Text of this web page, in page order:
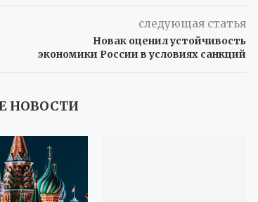
следующая статья
Новак оценил устойчивость
экономики России в условиях санкций
НОВОСТИ